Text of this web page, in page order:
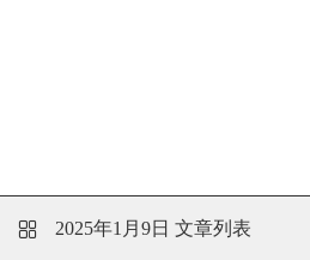
2025年1月9日 文章列表